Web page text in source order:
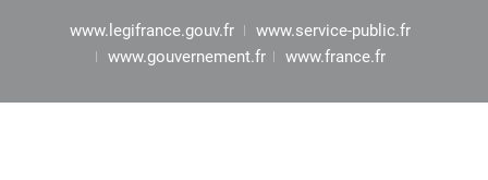
www.legifrance.gouv.fr
www.service-public.fr
www.gouvernement.fr
www.france.fr